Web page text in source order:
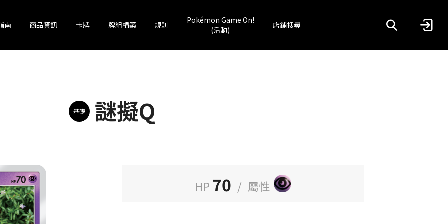
南 商品資訊 卡牌 牌組構築 規則
Pokémon Game On!
(活動)
店鋪搜尋
基礎 謎擬Q
HP 70 / 屬性